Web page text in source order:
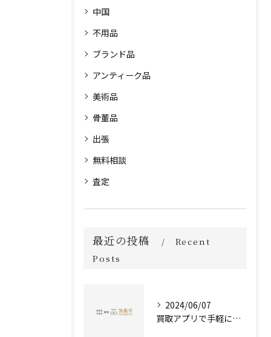
中国
不用品
ブランド品
アンティーク品
美術品
骨董品
出張
無料相談
査定
最近の投稿
Recent
Posts
2024/06/07
買取アプリで手軽に現金化！あなたの不要品が宝物に変わる方法とは？